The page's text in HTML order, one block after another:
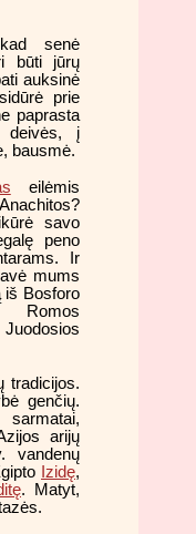
senė
būti jūrų
auksinė
prie
paprasta
deivės, į
bausmė.
eilėmis
savo
peno
Ir
mums
iš Bosforo
Romos
tradicijos.
genčių.
arijų
vandenų
Izidę,
. Matyt,